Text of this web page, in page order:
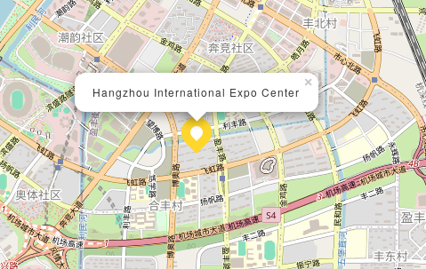
Hangzhou International Expo Center
×